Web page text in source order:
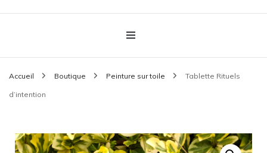
Diddha
Accueil Boutique Peinture sur toile Tablette Rituels
d’intention